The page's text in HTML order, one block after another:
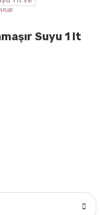
Suyu 1 lt